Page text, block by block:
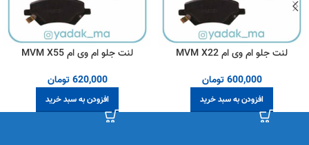
لنت جلو ام وی ام MVM X22
600,000 تومان
افزودن به سبد خرید
لنت جلو ام وی ام MVM X55
620,000 تومان
افزودن به سبد خرید